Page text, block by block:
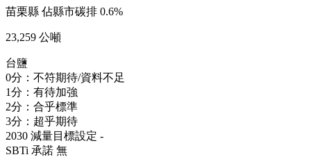
苗栗縣 佔縣市碳排 0.6%
23,259 公噸
台鹽
0分：不符期待/資料不足
1分：有待加強
2分：合乎標準
3分：超乎期待
2030 減量目標設定 -
SBTi 承諾 無